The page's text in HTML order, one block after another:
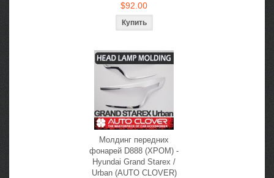
$92.00
Молдинг передних
фонарей D888 (ХРОМ) -
Hyundai Grand Starex /
Urban (AUTO CLOVER)